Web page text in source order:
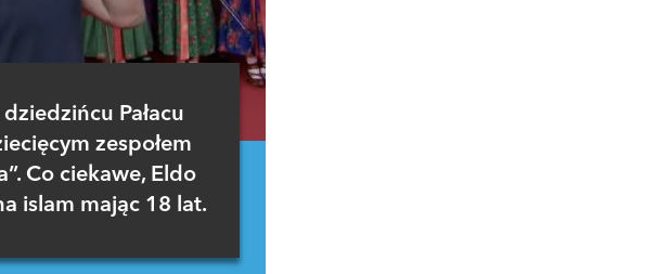
Pałacu
zespołem
Co ciekawe, Eldo
islam mając 18 lat.